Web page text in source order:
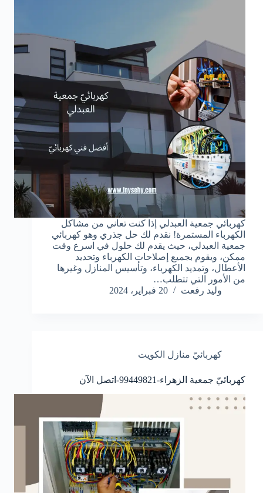
كهربائي جمعية العبدلي إذا كنت تعاني من مشاكل
الكهرباء المستمرة! نقدم لك حل جذري وهو كهربائي
جمعية العبدلي، حيث يقدم لك حلول في اسرع وقت
ممكن، ويقوم بجميع إصلاحات الكهرباء وتحديد
الأعطال، وتمديد الكهرباء، وتأسيس المنازل وغيرها
من الأمور التي تتطلب…
وليد رفعت
20 فبراير، 2024
كهربائيّ منازل الكويت
كهربائيّ جمعية الزهراء-99449821-اتصل الآن